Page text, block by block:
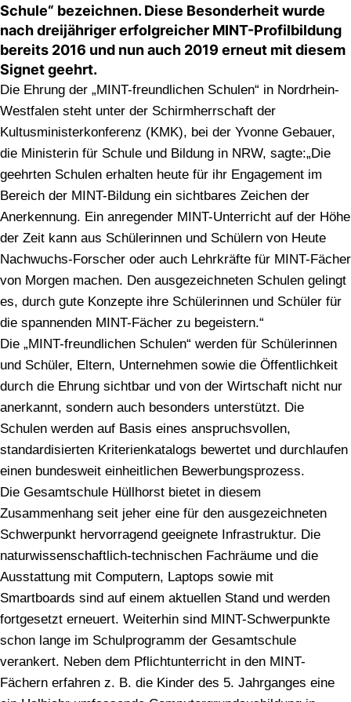
Schule“ bezeichnen. Diese Besonderheit wurde
nach dreijähriger erfolgreicher MINT-Profilbildung
bereits 2016 und nun auch 2019 erneut mit diesem
Signet geehrt.
Die Ehrung der „MINT-freundlichen Schulen“ in Nordrhein-
Westfalen steht unter der Schirmherrschaft der
Kultusministerkonferenz (KMK), bei der Yvonne Gebauer,
die Ministerin für Schule und Bildung in NRW, sagte:„Die
geehrten Schulen erhalten heute für ihr Engagement im
Bereich der MINT-Bildung ein sichtbares Zeichen der
Anerkennung. Ein anregender MINT-Unterricht auf der Höhe
der Zeit kann aus Schülerinnen und Schülern von Heute
Nachwuchs-Forscher oder auch Lehrkräfte für MINT-Fächer
von Morgen machen. Den ausgezeichneten Schulen gelingt
es, durch gute Konzepte ihre Schülerinnen und Schüler für
die spannenden MINT-Fächer zu begeistern.“
Die „MINT-freundlichen Schulen“ werden für Schülerinnen
und Schüler, Eltern, Unternehmen sowie die Öffentlichkeit
durch die Ehrung sichtbar und von der Wirtschaft nicht nur
anerkannt, sondern auch besonders unterstützt. Die
Schulen werden auf Basis eines anspruchsvollen,
standardisierten Kriterienkatalogs bewertet und durchlaufen
einen bundesweit einheitlichen Bewerbungsprozess.
Die Gesamtschule Hüllhorst bietet in diesem
Zusammenhang seit jeher eine für den ausgezeichneten
Schwerpunkt hervorragend geeignete Infrastruktur. Die
naturwissenschaftlich-technischen Fachräume und die
Ausstattung mit Computern, Laptops sowie mit
Smartboards sind auf einem aktuellen Stand und werden
fortgesetzt erneuert. Weiterhin sind MINT-Schwerpunkte
schon lange im Schulprogramm der Gesamtschule
verankert. Neben dem Pflichtunterricht in den MINT-
Fächern erfahren z. B. die Kinder des 5. Jahrganges eine